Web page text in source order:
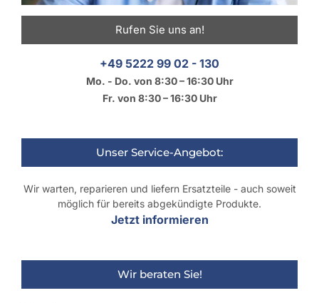
Rufen Sie uns an!
+49 5222 99 02 - 130
Mo. - Do. von 8:30 – 16:30 Uhr
Fr. von 8:30 – 16:30 Uhr
Unser Service-Angebot:
Wir warten, reparieren und liefern Ersatzteile - auch soweit
möglich für bereits abgekündigte Produkte.
Jetzt informieren
Wir beraten Sie!